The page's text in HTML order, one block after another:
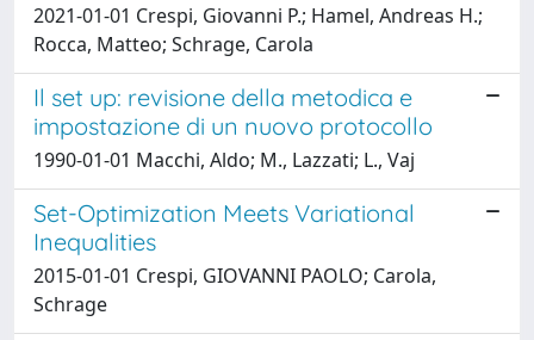
2021-01-01 Crespi, Giovanni P.; Hamel, Andreas H.;
Rocca, Matteo; Schrage, Carola
Il set up: revisione della metodica e
impostazione di un nuovo protocollo
1990-01-01 Macchi, Aldo; M., Lazzati; L., Vaj
Set-Optimization Meets Variational
Inequalities
2015-01-01 Crespi, GIOVANNI PAOLO; Carola,
Schrage